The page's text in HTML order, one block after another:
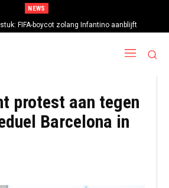
NEWS
FIFA-boycot zolang Infantino aanblijft
protest aan tegen
Barcelona in